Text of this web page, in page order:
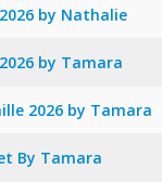
by Nathalie
by Tamara
2026 by Tamara
By Tamara